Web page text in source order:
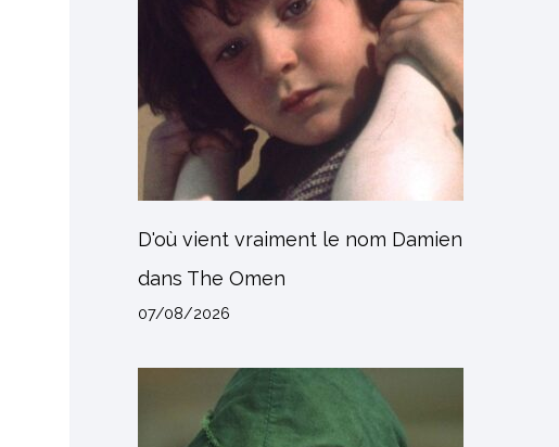
D'où vient vraiment le nom Damien
dans The Omen
07/08/2026